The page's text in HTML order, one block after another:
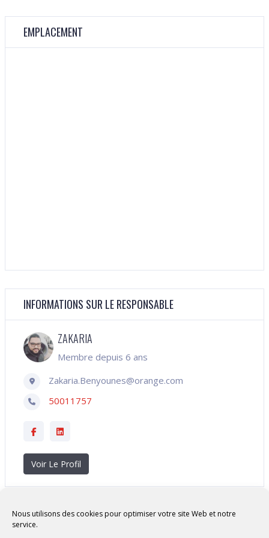
Nous utilisons des cookies pour optimiser votre site Web et notre
service.
EMPLACEMENT
INFORMATIONS SUR LE RESPONSABLE
ZAKARIA
Membre depuis 6 ans
Zakaria.Benyounes@orange.com
50011757
Voir Le Profil